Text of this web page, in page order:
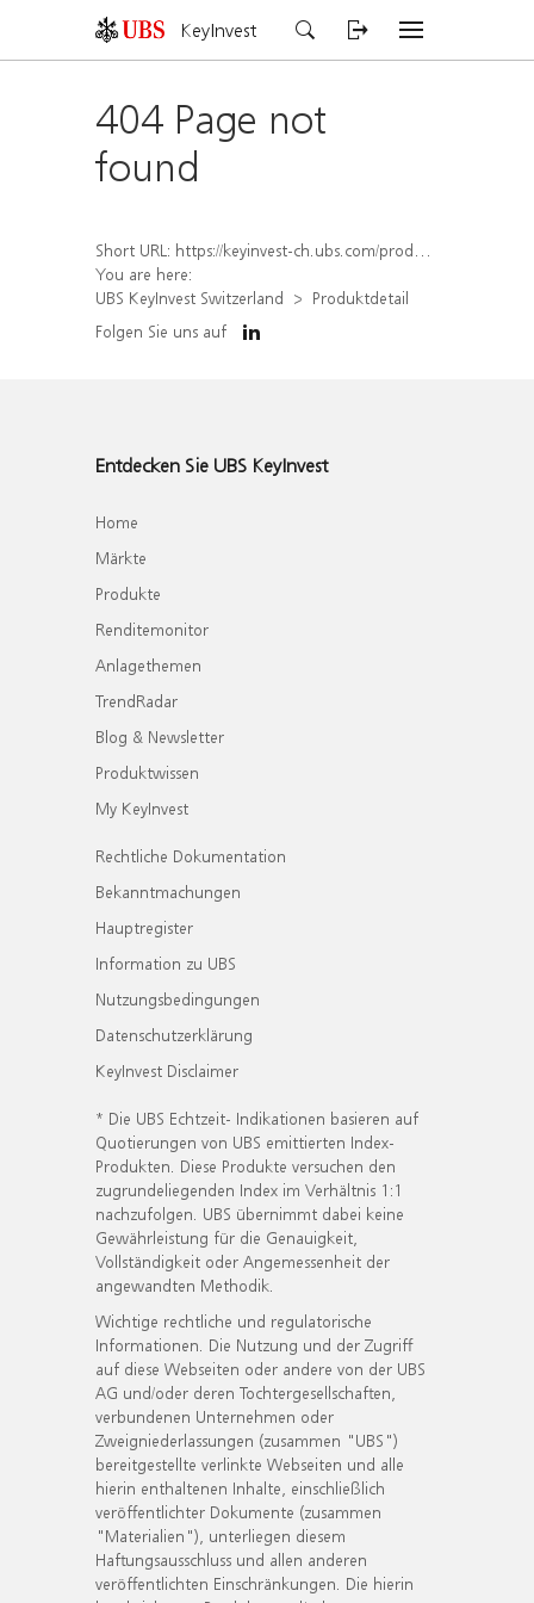
KeyInvest
404 Page not
found
Short URL: https://keyinvest-ch.ubs.com/produkt/detail/index/isin/CH1578796273
You are here:
UBS KeyInvest Switzerland
Produktdetail
Folgen Sie uns auf
Entdecken Sie UBS KeyInvest
Home
Märkte
Produkte
Renditemonitor
Anlagethemen
TrendRadar
Blog & Newsletter
Produktwissen
My KeyInvest
Rechtliche Dokumentation
Bekanntmachungen
Hauptregister
Information zu UBS
Nutzungsbedingungen
Datenschutzerklärung
KeyInvest Disclaimer
* Die UBS Echtzeit- Indikationen basieren auf
Quotierungen von UBS emittierten Index-
Produkten. Diese Produkte versuchen den
zugrundeliegenden Index im Verhältnis 1:1
nachzufolgen. UBS übernimmt dabei keine
Gewährleistung für die Genauigkeit,
Vollständigkeit oder Angemessenheit der
angewandten Methodik.
Wichtige rechtliche und regulatorische
Informationen. Die Nutzung und der Zugriff
auf diese Webseiten oder andere von der UBS
AG und/oder deren Tochtergesellschaften,
verbundenen Unternehmen oder
Zweigniederlassungen (zusammen "UBS")
bereitgestellte verlinkte Webseiten und alle
hierin enthaltenen Inhalte, einschließlich
veröffentlichter Dokumente (zusammen
"Materialien"), unterliegen diesem
Haftungsausschluss und allen anderen
veröffentlichten Einschränkungen. Die hierin